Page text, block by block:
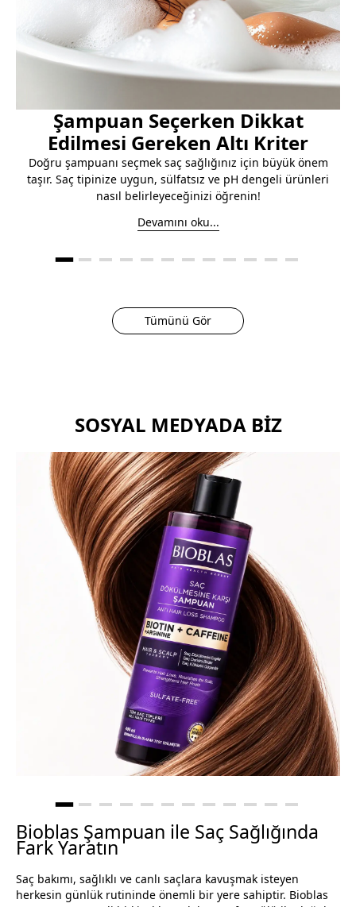
Şampuan Seçerken Dikkat
Edilmesi Gereken Altı Kriter
Doğru şampuanı seçmek saç sağlığınız için büyük önem
taşır. Saç tipinize uygun, sülfatsız ve pH dengeli ürünleri
nasıl belirleyeceğinizi öğrenin!
Devamını oku...
Tümünü Gör
SOSYAL MEDYADA BIZ
Bioblas Şampuan ile Saç Sağlığında
Fark Yaratın
Saç bakımı, sağlıklı ve canlı saçlara kavuşmak isteyen
herkesin günlük rutininde önemli bir yere sahiptir. Bioblas